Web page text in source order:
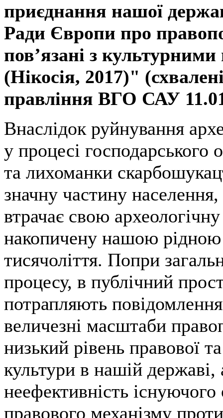
приєднання нашої
Ради Європи про
пов’язані з
(Нікосія, 2017)"
правління ВГО САУ
Внаслідок руйнування
у процесі господарського
та лихоманки
значну частину
втрачає свою
накопичену нашою
тисячоліття. Попри
процесу, в публічний
потрапляють
величезні масштаби
низький рівень правової
культури в нашій
неефективність існуючого
правового механізму